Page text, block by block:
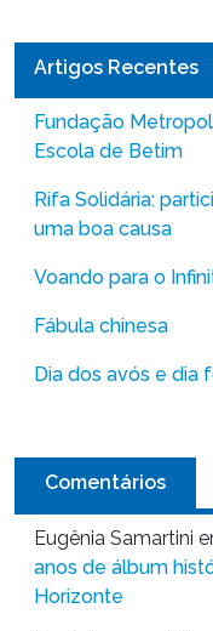
Artigos Recentes
Fundação
Escola de Betim
Rifa Solidária:
uma boa causa
Voando para o
Fábula chinesa
Dia dos avós e dia
Comentários
Eugênia Samartini
anos de álbum
Horizonte